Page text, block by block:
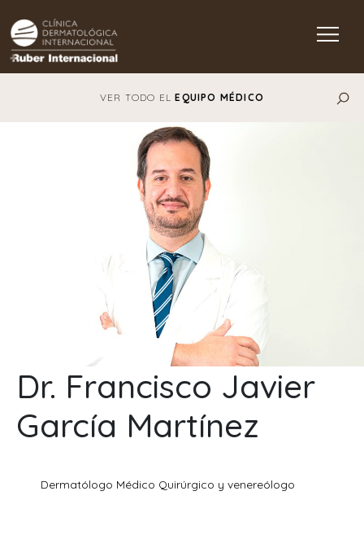
Main Navigation
VER TODO ELEQUIPO MÉDICO
Dr. Francisco Javier
García Martínez
Dermatólogo Médico Quirúrgico y venereólogo